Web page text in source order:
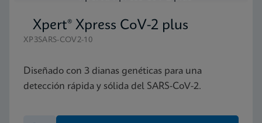
Xpert® Xpress CoV-2 plus
XP3SARS-COV2-10
Diseñado con 3 dianas genéticas para una
detección rápida y sólida del SARS-CoV-2.